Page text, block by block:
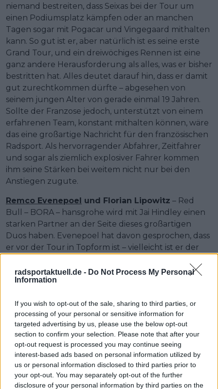
radsportaktuell.de - Do Not Process My Personal
Information
If you wish to opt-out of the sale, sharing to third parties, or
processing of your personal or sensitive information for
targeted advertising by us, please use the below opt-out
section to confirm your selection. Please note that after your
opt-out request is processed you may continue seeing
interest-based ads based on personal information utilized by
us or personal information disclosed to third parties prior to
your opt-out. You may separately opt-out of the further
disclosure of your personal information by third parties on the
niemand bestreiten, dass Seixas bei der Tour um
einen Podiumsplatz kämpfen oder an manchen
Tagen sogar mit Pogacar und Vingegaard mithalten
kann. So gut ist er, aber natürlich ist es seine erste
Grand Tour, und ein dreiwöchiges Rennen ist eine
ganz andere Herausforderung als alles, was er bisher
bestritten hat. Alles deutet darauf hin, dass er damit
gut zurechtkommen dürfte – abgesehen von
seinem jungen Alter von gerade einmal 19 Jahren.
Sollte der Franzose jedoch, unterstützt von einem
erfahrenen Team, konstant mithalten können, wäre
das eine großartige Nachricht für den französischen
Radsport. Als hervorragender Abfahrer, Zeitfahrer
und sogar als ziemlich explosiver Fahrer kommen
ihm seine Stärken bei weitem nicht nur bei den
Anstiegen zugute.
Remco Evenepoel und Florian Lipowitz – Red
Bull – BORA – hansgrohe wird mit Jai Hindley einen
starken Partner an der Seite dieses großartigen
Duos haben. Evenepoel hat davon gesprochen, dass
er vor der Tour in Topform ist – vielleicht ist er der
seinem Niveau von 2024 ist er ein sicherer
Podiumskandidat oder sogar mehr, da sein
kann und er einfach ein unglaublich vielseitiger
Fahrer ist, dem auf jedem Terrain nur Pogacar das
Wasser reichen kann. Er könnte am Start sogar der
mental frischeste sein, da er seit Mai kein Rennen
mehr gefahren ist und durch das Training die
„perfekte“ Vorbereitung in den Beinen hat.
Hinter ihm steht Lipowitz, ein Fahrer, der das genaue